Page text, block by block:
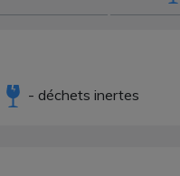
- déchets inertes